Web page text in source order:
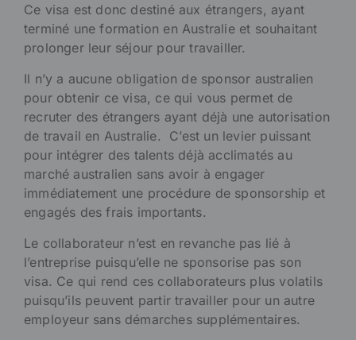
Ce visa est donc destiné aux étrangers, ayant
terminé une formation en Australie et souhaitant
prolonger leur séjour pour travailler.
Il n’y a aucune obligation de sponsor australien
pour obtenir ce visa, ce qui vous permet de
recruter des étrangers ayant déjà une autorisation
de travail en Australie. C’est un levier puissant
pour intégrer des talents déjà acclimatés au
marché australien sans avoir à engager
immédiatement une procédure de sponsorship et
engagés des frais importants.
Le collaborateur n’est en revanche pas lié à
l’entreprise puisqu’elle ne sponsorise pas son
visa. Ce qui rend ces collaborateurs plus volatils
puisqu’ils peuvent partir travailler pour un autre
employeur sans démarches supplémentaires.